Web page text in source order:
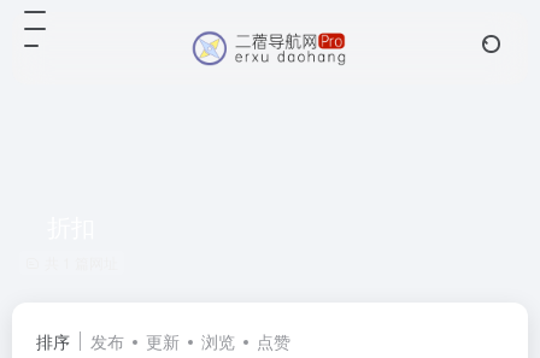
排序 发布 更新 浏览 点赞